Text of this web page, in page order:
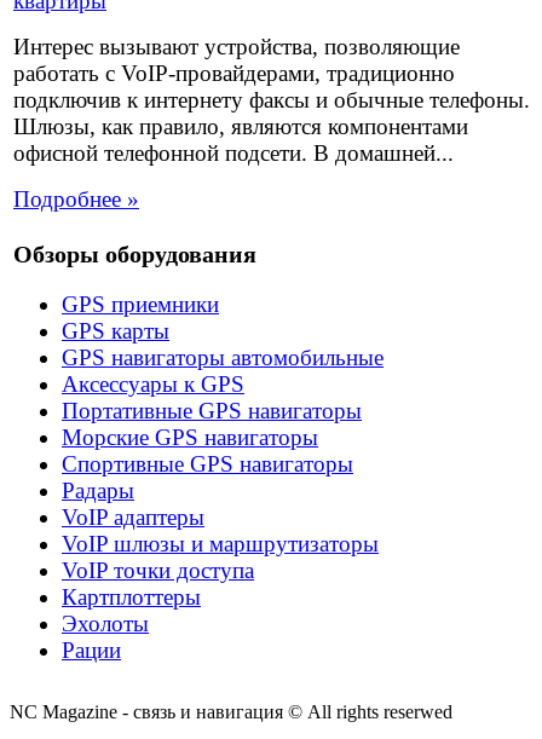
Интерес вызывают устройства, позволяющие
работать с VoIP-провайдерами, традиционно
подключив к интернету факсы и обычные телефоны.
Шлюзы, как правило, являются компонентами
офисной телефонной подсети. В домашней...
Подробнее »
Обзоры оборудования
GPS приемники
GPS карты
GPS навигаторы автомобильные
Аксессуары к GPS
Портативные GPS навигаторы
Морские GPS навигаторы
Спортивные GPS навигаторы
Радары
VoIP адаптеры
VoIP шлюзы и маршрутизаторы
VoIP точки доступа
Картплоттеры
Эхолоты
Рации
NC Magazine - связь и навигация © All rights reserwed